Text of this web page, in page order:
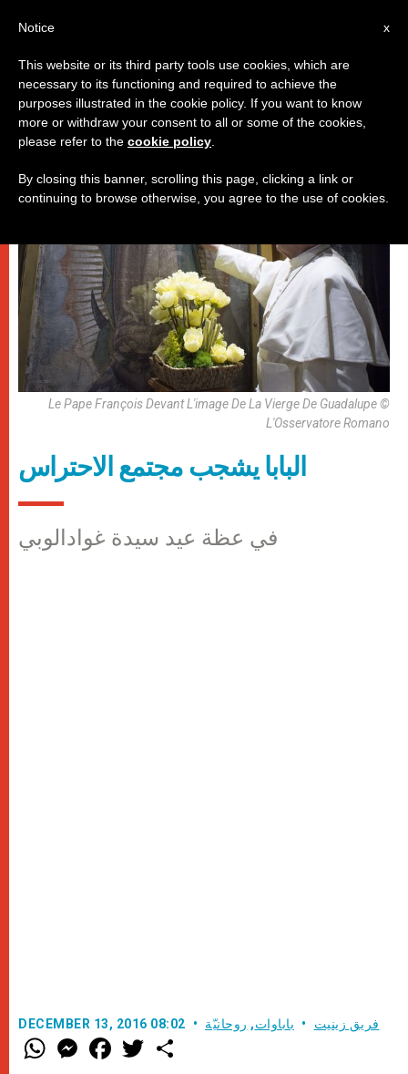
باباوات,روحانيّة
Le Pape François Devant L'image De La Vierge De Guadalupe ©
L'Osservatore Romano
البابا يشجب مجتمع الاحتراس
في عظة عيد سيدة غوادالوبي
DECEMBER 13, 2016 08:02 فريق زينيت باباوات, روحانيّة
W
h
M
e
F
a
T
w
x
Notice
This website or its third party tools use cookies, which are
necessary to its functioning and required to achieve the
purposes illustrated in the cookie policy. If you want to know
more or withdraw your consent to all or some of the cookies,
please refer to the cookie policy
By closing this banner, scrolling this page, clicking a link or
continuing to browse otherwise, you agree to the use of cookies.